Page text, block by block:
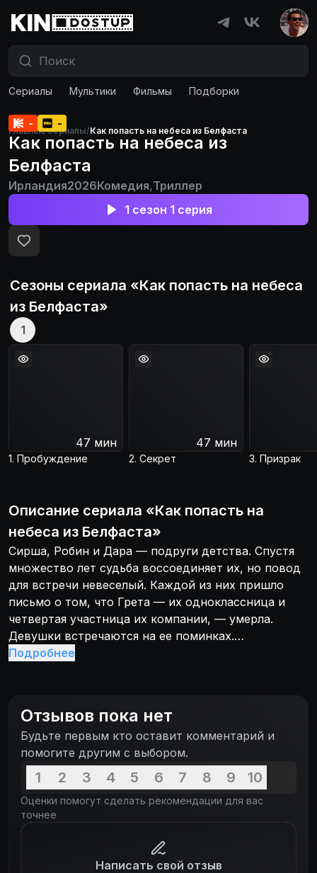
Сериалы Мультики Фильмы Подборки
Главная/Сериалы/Как попасть на небеса из Белфаста
- -
Как попасть на небеса из
Белфаста
Ирландия2026Комедия,Триллер
1 сезон 1 серия
Сезоны сериала «Как попасть на небеса
из Белфаста»
1
47 мин
1. Пробуждение
47 мин
2. Секрет 3. Призрак
Описание сериала «Как попасть на
небеса из Белфаста»
Сирша, Робин и Дара — подруги детства. Спустя
множество лет судьба воссоединяет их, но повод
для встречи невеселый. Каждой из них пришло
письмо о том, что Грета — их одноклассница и
четвертая участница их компании, — умерла.
Девушки встречаются на ее поминках.
Обстоятельства смерти подруги кажутся им
приключение по Ирландии, пытаясь собрать
воедино всю правду о прошлом и вместе с тем
справляясь с собственными проблемами.
Подробнее
Отзывов пока нет
Будьте первым кто оставит комментарий и
помогите другим с выбором.
1 2 3 4 5 6 7 8 9 10
Оценки помогут сделать рекомендации для вас
точнее
Написать свой отзыв